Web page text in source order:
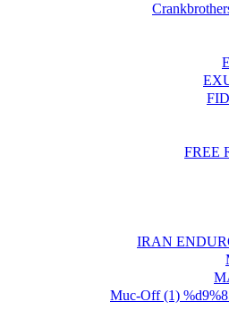
FREE
IRAN
Muc-Off (1)